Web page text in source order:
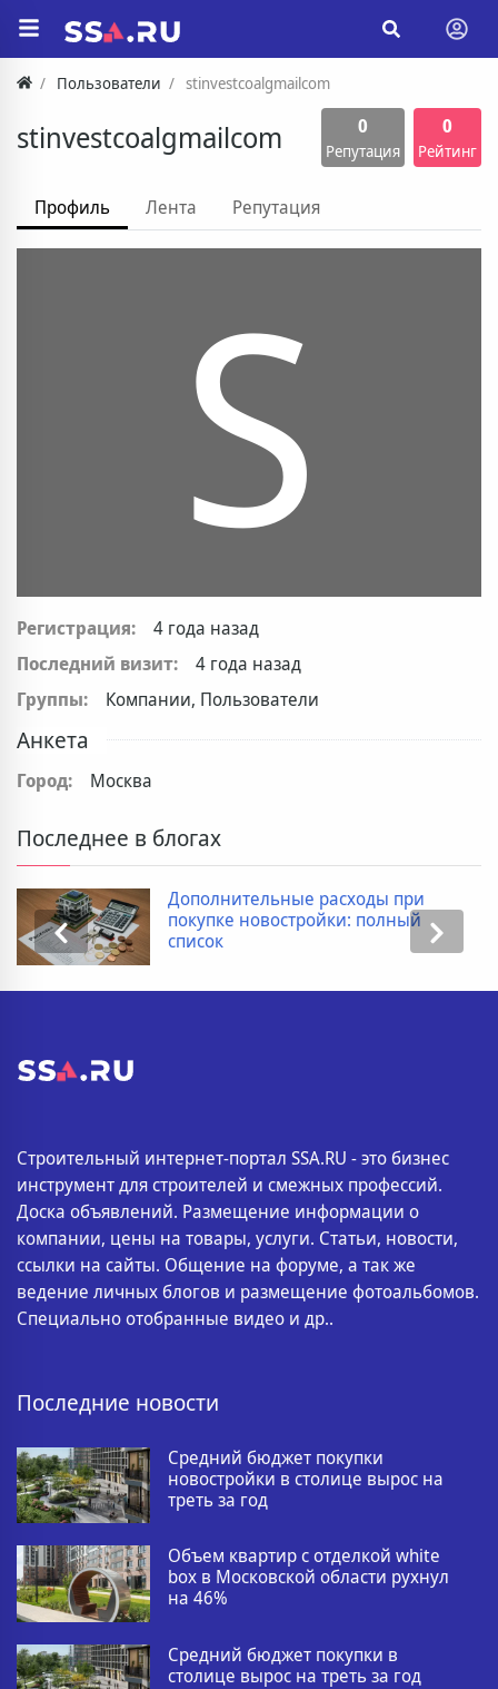
Пользователи stinvestcoalgmailcom
stinvestcoalgmailcom 0
Репутация
0
Рейтинг
Профиль Лента Репутация
S
Регистрация:
4 года назад
Последний визит:
4 года назад
Группы:
Компании, Пользователи
Анкета
Город: Москва
Последнее в блогах
Дополнительные расходы при
покупке новостройки: полный
список
Строительный интернет-портал SSA.RU - это бизнес
инструмент для строителей и смежных профессий.
Доска объявлений. Размещение информации о
компании, цены на товары, услуги. Статьи, новости,
ссылки на сайты. Общение на форуме, а так же
ведение личных блогов и размещение фотоальбомов.
Специально отобранные видео и др..
Последние новости
Средний бюджет покупки
новостройки в столице вырос на
треть за год
Объем квартир с отделкой white
box в Московской области рухнул
на 46%
Средний бюджет покупки в
столице вырос на треть за год